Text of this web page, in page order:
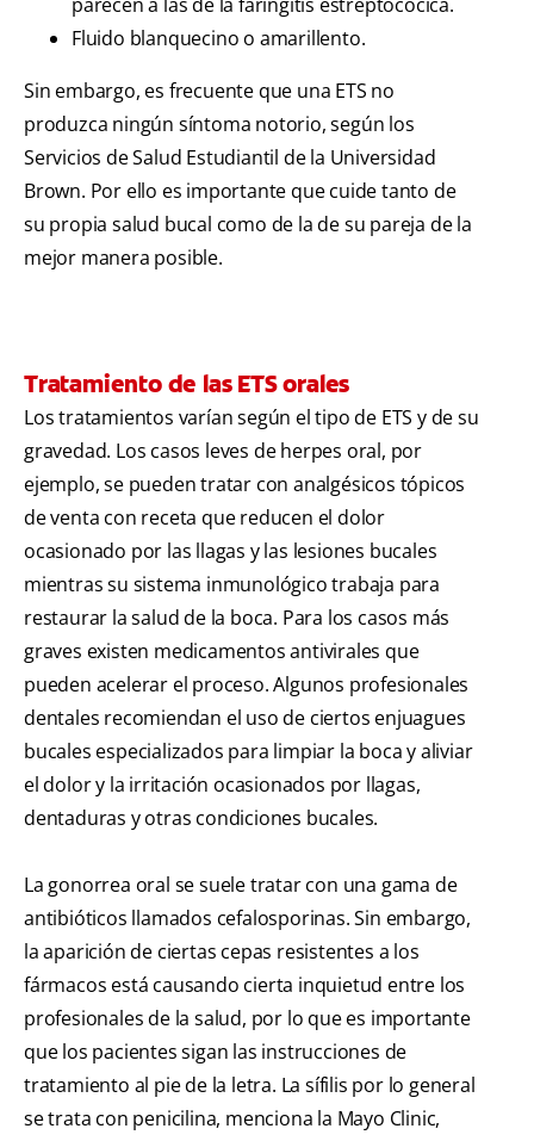
Fluido blanquecino o amarillento.
Sin embargo, es frecuente que una ETS no
produzca ningún síntoma notorio, según los
Servicios de Salud Estudiantil de la Universidad
Brown. Por ello es importante que cuide tanto de
su propia salud bucal como de la de su pareja de la
mejor manera posible.
Tratamiento de las ETS orales
Los tratamientos varían según el tipo de ETS y de su
gravedad. Los casos leves de herpes oral, por
ejemplo, se pueden tratar con analgésicos tópicos
de venta con receta que reducen el dolor
ocasionado por las llagas y las lesiones bucales
mientras su sistema inmunológico trabaja para
restaurar la salud de la boca. Para los casos más
graves existen medicamentos antivirales que
pueden acelerar el proceso. Algunos profesionales
dentales recomiendan el uso de ciertos enjuagues
bucales especializados para limpiar la boca y aliviar
el dolor y la irritación ocasionados por llagas,
dentaduras y otras condiciones bucales.
La gonorrea oral se suele tratar con una gama de
antibióticos llamados cefalosporinas. Sin embargo,
la aparición de ciertas cepas resistentes a los
fármacos está causando cierta inquietud entre los
profesionales de la salud, por lo que es importante
que los pacientes sigan las instrucciones de
tratamiento al pie de la letra. La sífilis por lo general
se trata con penicilina, menciona la Mayo Clinic,